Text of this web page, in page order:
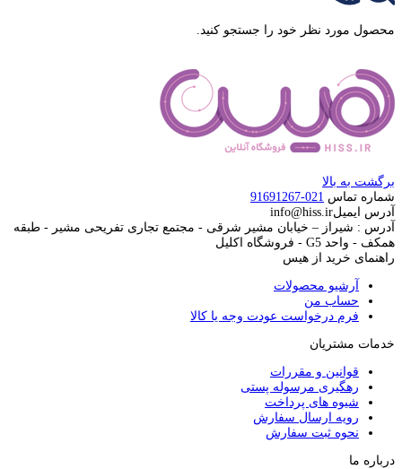
محصول مورد نظر خود را جستجو کنید.
برگشت به بالا
شماره تماس 021-91691267
آدرس ایمیلinfo@hiss.ir
آدرس : شیراز – خیابان مشیر شرقی - مجتمع تجاری تفریحی مشیر - طبقه
همکف - واحد G5 - فروشگاه اکلیل
راهنمای خرید از هیس
آرشیو محصولات
حساب من
فرم درخواست عودت وجه یا کالا
خدمات مشتریان
قوانین و مقررات
رهگیری مرسوله پستی
شیوه های پرداخت
رویه ارسال سفارش
نحوه ثبت سفارش
درباره ما